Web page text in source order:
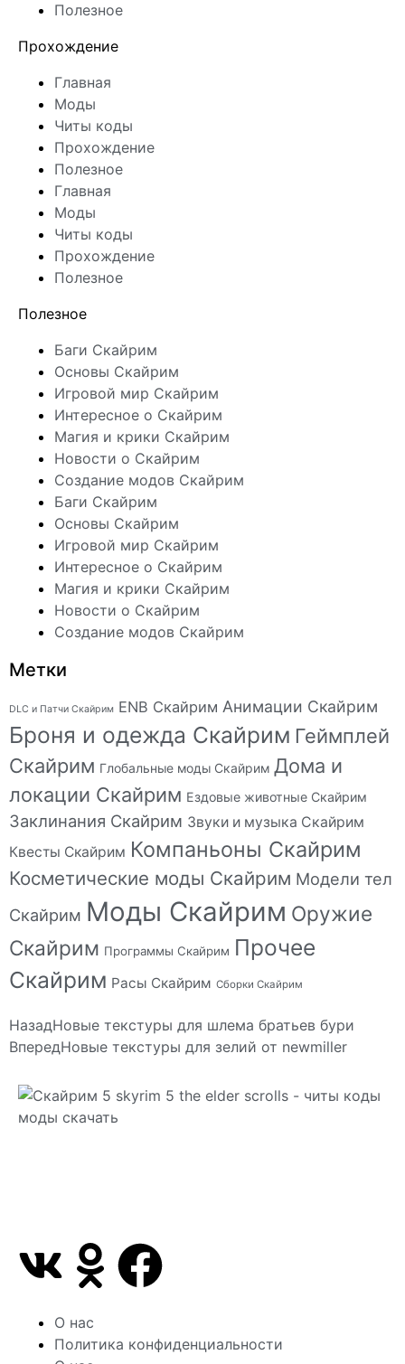
Полезное
Прохождение
Главная
Моды
Читы коды
Прохождение
Полезное
Главная
Моды
Читы коды
Прохождение
Полезное
Полезное
Баги Скайрим
Основы Скайрим
Игровой мир Скайрим
Интересное о Скайрим
Магия и крики Скайрим
Новости о Скайрим
Создание модов Скайрим
Баги Скайрим
Основы Скайрим
Игровой мир Скайрим
Интересное о Скайрим
Магия и крики Скайрим
Новости о Скайрим
Создание модов Скайрим
Метки
DLC и Патчи Скайрим ENB Скайрим Анимации Скайрим
Броня и одежда Скайрим Геймплей
Скайрим Глобальные моды Скайрим Дома и
локации Скайрим Ездовые животные Скайрим
Заклинания Скайрим Звуки и музыка Скайрим
Квесты Скайрим Компаньоны Скайрим
Косметические моды Скайрим Модели тел
Скайрим Моды Скайрим Оружие
Скайрим Программы Скайрим Прочее
Скайрим Расы Скайрим Сборки Скайрим
НазадНовые текстуры для шлема братьев бури
ВпередНовые текстуры для зелий от newmiller
О нас
Политика конфиденциальности